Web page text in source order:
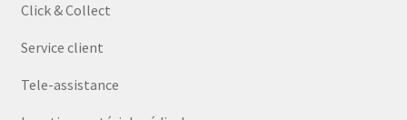
Click & Collect
Service client
Tele-assistance